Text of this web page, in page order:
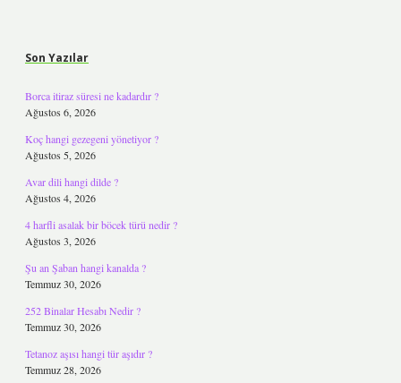
Son Yazılar
Borca itiraz süresi ne kadardır ?
Ağustos 6, 2026
Koç hangi gezegeni yönetiyor ?
Ağustos 5, 2026
Avar dili hangi dilde ?
Ağustos 4, 2026
4 harfli asalak bir böcek türü nedir ?
Ağustos 3, 2026
Şu an Şaban hangi kanalda ?
Temmuz 30, 2026
252 Binalar Hesabı Nedir ?
Temmuz 30, 2026
Tetanoz aşısı hangi tür aşıdır ?
Temmuz 28, 2026